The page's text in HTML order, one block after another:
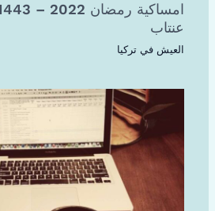
عنتاب
العيش في تركيا